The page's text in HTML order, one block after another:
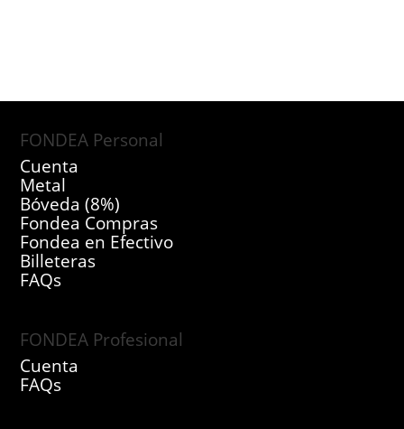
FONDEA Personal
Cuenta
Metal
Bóveda (8%)
Fondea Compras
Fondea en Efectivo
Billeteras
FAQs
FONDEA Profesional
Cuenta
FAQs